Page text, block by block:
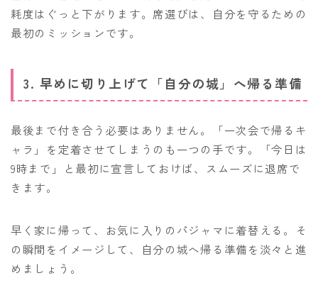
耗度はぐっと下がります。席選びは、自分を守るための
最初のミッションです。
3. 早めに切り上げて「自分の城」へ帰る準備
最後まで付き合う必要はありません。「一次会で帰るキ
ャラ」を定着させてしまうのも一つの手です。「今日は
9時まで」と最初に宣言しておけば、スムーズに退席で
きます。
早く家に帰って、お気に入りのパジャマに着替える。そ
の瞬間をイメージして、自分の城へ帰る準備を淡々と進
めましょう。